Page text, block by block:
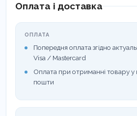
Оплата і доставка
ОПЛАТА
Попередня оплата згідно
Visa / Mastercard
Оплата при отриманні товару у
пошти